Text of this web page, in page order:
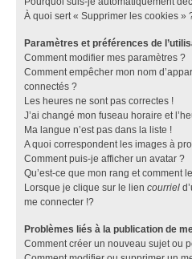
À quoi sert « Supprimer les cookies »
Paramètres et préférences de
Comment modifier mes paramètres ?
Comment empêcher mon nom
connectés ?
Les heures ne sont pas correctes !
J’ai changé mon fuseau horaire et
Ma langue n’est pas dans la liste !
A quoi correspondent les images à
Comment puis-je afficher un avatar ?
Qu’est-ce que mon rang et comment
Lorsque je clique sur le lien courriel
me connecter !?
Problèmes liés à la publication de
Comment créer un nouveau sujet ou